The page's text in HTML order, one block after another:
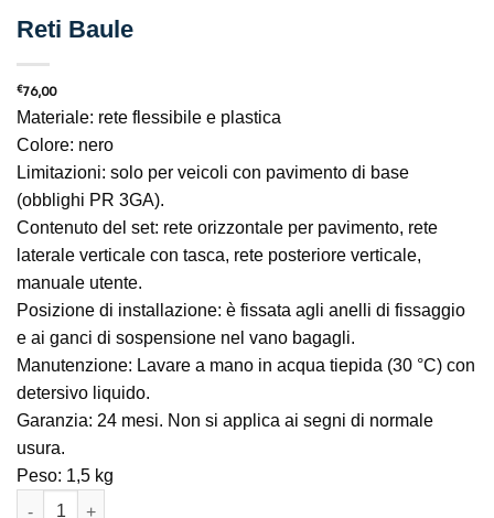
Reti Baule
€76,00
Materiale: rete flessibile e plastica
Colore: nero
Limitazioni: solo per veicoli con pavimento di base
(obblighi PR 3GA).
Contenuto del set: rete orizzontale per pavimento, rete
laterale verticale con tasca, rete posteriore verticale,
manuale utente.
Posizione di installazione: è fissata agli anelli di fissaggio
e ai ganci di sospensione nel vano bagagli.
Manutenzione: Lavare a mano in acqua tiepida (30 °C) con
detersivo liquido.
Garanzia: 24 mesi. Non si applica ai segni di normale
usura.
Peso: 1,5 kg
Reti Baule quantità